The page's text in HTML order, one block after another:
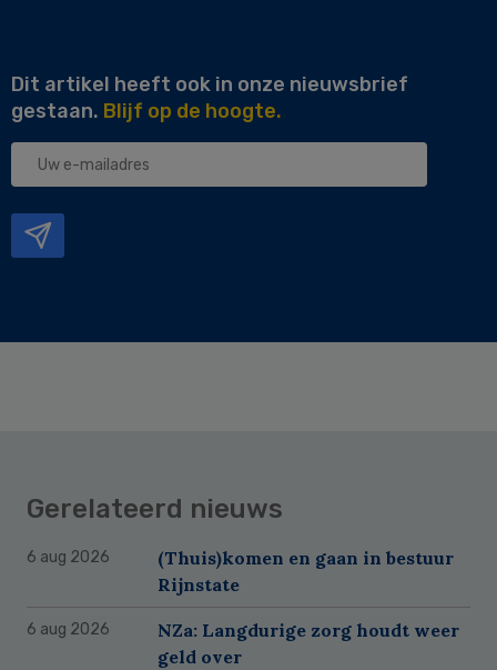
Dit artikel heeft ook in onze nieuwsbrief
gestaan. Blijf op de hoogte.
Uw
Gerelateerd nieuws
6 aug 2026
(Thuis)komen en gaan in bestuur
Rijnstate
6 aug 2026
NZa: Langdurige zorg houdt weer
geld over